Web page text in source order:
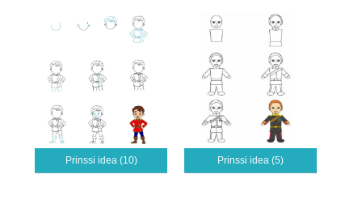
Prinssi idea (10) Prinssi idea (5)